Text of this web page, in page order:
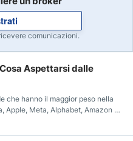
comunicazioni.
Aspettarsi dalle
che hanno il maggior peso nella
Apple, Meta, Alphabet, Amazon e